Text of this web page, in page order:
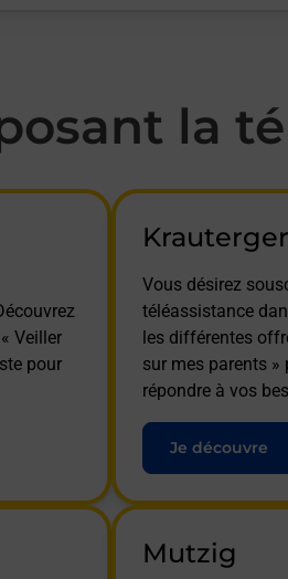
la
Veiller
pour
Vous désirez
téléassistance
les différentes
sur mes parents »
répondre à vos
Je découvre
Mutzig